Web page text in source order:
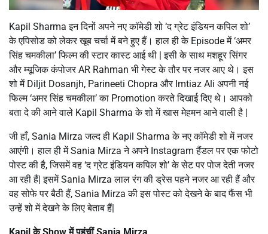
Kapil Sharma इन दिनों अपने नए कॉमेडी शो ‘द ग्रेट इंडियन कपिल शो’
के एपिसोड को लेकर खूब चर्चा में बने हुए हैं। हाल ही के Episode में ‘अमर
सिंह चमकीला’ फिल्म की स्टार कास्ट आई थी | इसी के साथ मशहूर सिंगर
और म्यूजिक कंपोजर AR Rahman भी गेस्ट के तौर पर नजर आए थे। इस
शो में Diljit Dosanjh, Parineeti Chopra और Imtiaz Ali अपनी नई
फिल्म ‘अमर सिंह चमकीला’ का Promotion करते दिखाई दिए थे। आपको
बता दे की आने वाले Kapil Sharma के शो में खास मेहमन आने वाली है |
जी हाँ, Sania Mirza जल्द ही Kapil Sharma के नए कॉमेडी शो में नजर
आएंगी। हाल ही में Sania Mirza ने अपने Instagram हैंडल पर एक फोटो
पोस्ट की है, जिसमें वह ‘द ग्रेट इंडियन कपिल शो’ के सेट पर पोज देती नजर
आ रही हैं| इसमें Sania Mirza लाल रंग की ड्रेस पहने नजर आ रही हैं और
वह सोफे पर बैठी हैं, Sania Mirza की इस पोस्ट को देखने के बाद फैंस भी
उन्हें शो में देखने के लिए बेताब हैं|